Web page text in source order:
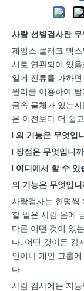
사람 선별검사란
제임스 클러크 맥
서로 연관되어 있
일에 전류를 가하
원리를 이용하여
금속 물체가 있는
은 이전보다 더 쉽
l 의 기능은 무엇입
l 장점은 무엇입니까
l 어디에서 할 수 있
의 기능은 무엇입
사람검사는 한명씩
할 일은 사람 몸에
다른 어떤 것이 있
다. 어떤 것이든 감
인이나 개인 그룹
다.
사람 검사에는 지